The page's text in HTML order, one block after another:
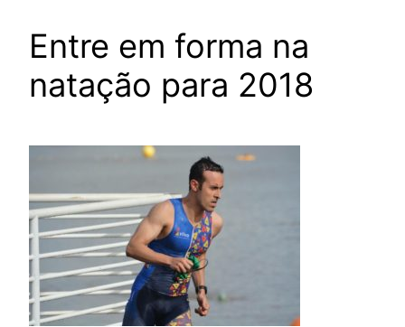
Entre em forma na
natação para 2018